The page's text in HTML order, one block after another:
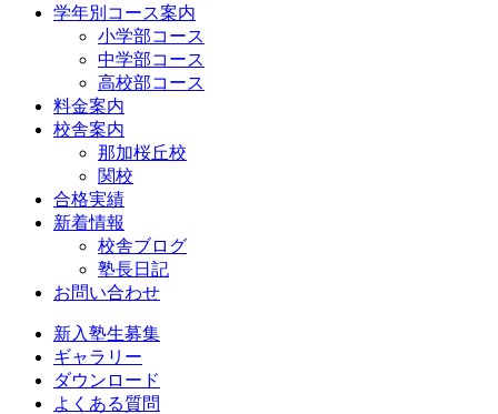
学年別コース案内
小学部コース
中学部コース
高校部コース
料金案内
校舎案内
那加桜丘校
関校
合格実績
新着情報
校舎ブログ
塾長日記
お問い合わせ
新入塾生募集
ギャラリー
ダウンロード
よくある質問